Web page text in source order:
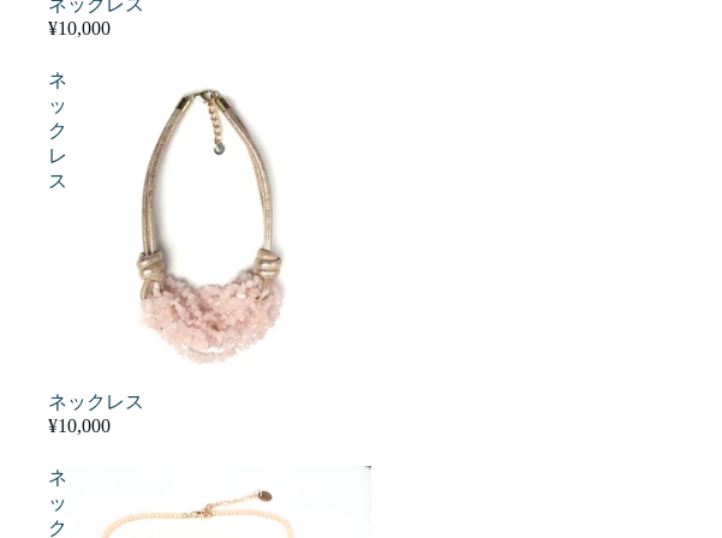
¥10,000
ネ
ッ
ク
レ
ス
ネックレス
¥10,000
ネ
ッ
ク